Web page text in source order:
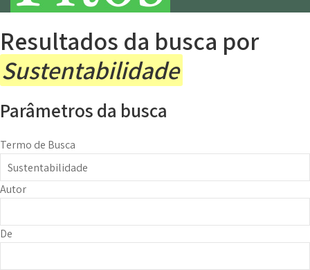
Canais
Resultados da busca por
Sustentabilidade
Parâmetros da busca
Termo de Busca
Autor
De